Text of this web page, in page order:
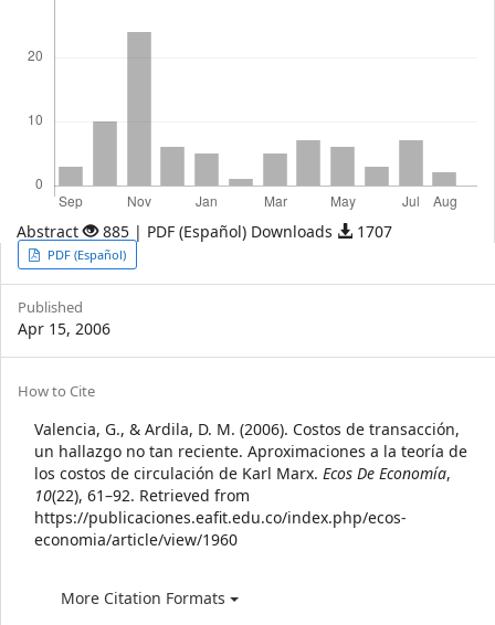
Abstract 885 | PDF (Español) Downloads 1707
Article
Sidebar
PDF (Español)
Published
Apr 15, 2006
Article
Details
How to Cite
Valencia, G., & Ardila, D. M. (2006). Costos de transacción,
un hallazgo no tan reciente. Aproximaciones a la teoría de
los costos de circulación de Karl Marx. Ecos De Economía,
10(22), 61–92. Retrieved from
https://publicaciones.eafit.edu.co/index.php/ecos-
economia/article/view/1960
More Citation Formats